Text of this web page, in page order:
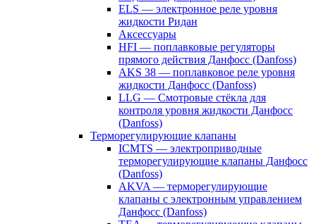
ELS — электронное реле уровня
жидкости Ридан
Аксессуары
HFI — поплавковые регуляторы
прямого действия Данфосс (Danfoss)
AKS 38 — поплавковое реле уровня
жидкости Данфосс (Danfoss)
LLG — Смотровые стёкла для
контроля уровня жидкости Данфосс
(Danfoss)
Терморегулирующие клапаны
ICMTS — электроприводные
терморегулирующие клапаны Данфосс
(Danfoss)
AKVA — терморегулирующие
клапаны с электронным управлением
Данфосс (Danfoss)